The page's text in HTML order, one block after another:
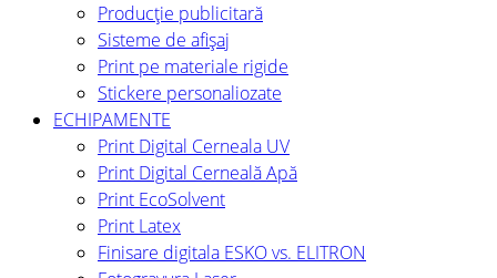
Producție publicitară
Sisteme de afișaj
Print pe materiale rigide
Stickere personaliozate
ECHIPAMENTE
Print Digital Cerneala UV
Print Digital Cerneală Apă
Print EcoSolvent
Print Latex
Finisare digitala ESKO vs. ELITRON